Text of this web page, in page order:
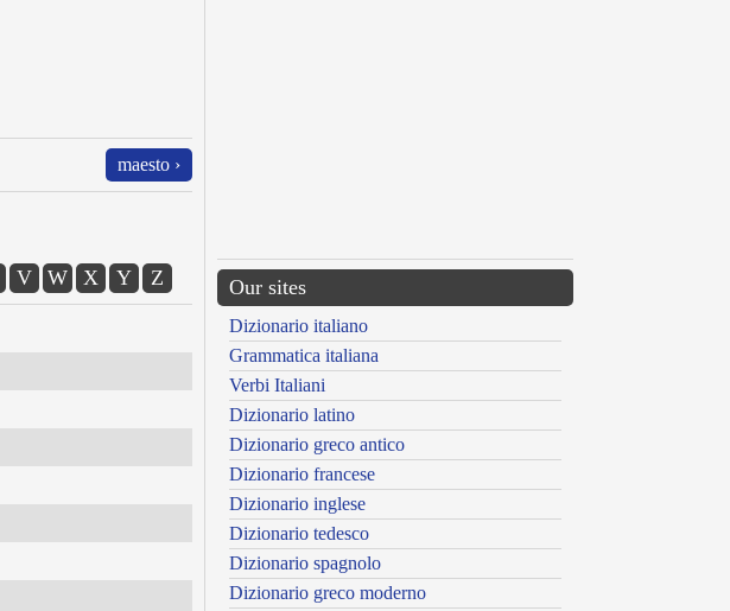
maesto ›
V W X Y Z Our sites
Dizionario italiano
Grammatica italiana
Verbi Italiani
Dizionario latino
Dizionario greco antico
Dizionario francese
Dizionario inglese
Dizionario tedesco
Dizionario spagnolo
Dizionario greco moderno